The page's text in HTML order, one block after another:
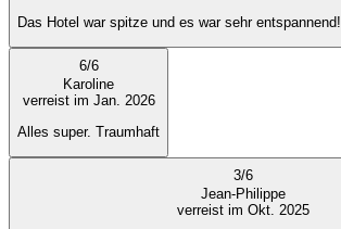
Das Hotel war spitze und es war sehr entspannend!
6/6
Karoline
verreist im Jan. 2026
Alles super. Traumhaft
3/6
Jean-Philippe
verreist im Okt. 2025